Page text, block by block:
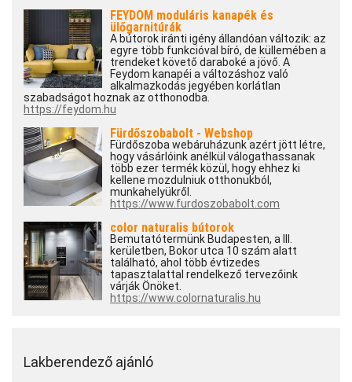
FEYDOM moduláris kanapék és
ülőgarnitúrák
A bútorok iránti igény állandóan változik: az
egyre több funkcióval bíró, de küllemében a
trendeket követő daraboké a jövő. A
Feydom kanapéi a változáshoz való
alkalmazkodás jegyében korlátlan
szabadságot hoznak az otthonodba.
https://feydom.hu
Fürdőszobabolt - Webshop
Fürdőszoba webáruházunk azért jött létre,
hogy vásárlóink anélkül válogathassanak
több ezer termék közül, hogy ehhez ki
kellene mozdulniuk otthonukból,
munkahelyükről.
https://www.furdoszobabolt.com
color naturalis bútorok
Bemutatótermünk Budapesten, a III.
kerületben, Bokor utca 10 szám alatt
található, ahol több évtizedes
tapasztalattal rendelkező tervezőink
várják Önöket.
https://www.colornaturalis.hu
Lakberendező ajánló